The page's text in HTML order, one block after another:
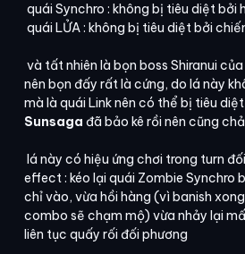
quái Synchro : không bị tiêu diệt bởi
quái LỬA : không bị tiêu diệt bởi
và tất nhiên là bọn boss Shiranui
nên bọn đấy rất là cứng, do lá này
mà là quái Link nên có thể bị tiêu
Sunsaga đã bảo kê rồi nên cũng
lá này có hiệu ứng chơi trong turn
effect : kéo lại quái Zombie Synchro
chỉ vào, vừa hồi hàng (vì banish
combo sẽ chạm mộ) vừa nhảy lại
liên tục quấy rối đối phương